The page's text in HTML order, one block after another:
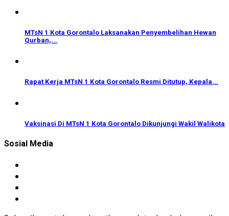
MTsN 1 Kota Gorontalo Laksanakan Penyembelihan Hewan
Qurban,...
Rapat Kerja MTsN 1 Kota Gorontalo Resmi Ditutup, Kepala...
Vaksinasi Di MTsN 1 Kota Gorontalo Dikunjungi Wakil Walikota
Sosial Media